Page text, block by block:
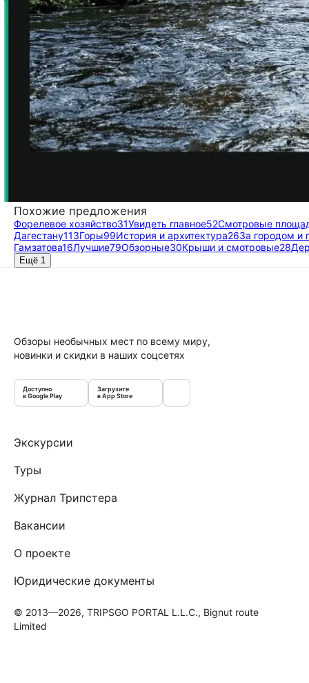
Похожие предложения
Форелевое хозяйство31Увидеть главное52Смотровые
Дагестану113Горы99История и архитектура26За городом и
Гамзатова16Лучшие79Обзорные30Крыши и смотровые28
Ещё 1
Обзоры необычных мест по всему миру,
новинки и скидки в наших соцсетях
Доступно
в Google Play
Загрузите
в App Store
Экскурсии
Туры
Журнал Трипстера
Вакансии
О проекте
Юридические документы
© 2013—2026, TRIPSGO PORTAL L.L.C., Bignut route
Limited